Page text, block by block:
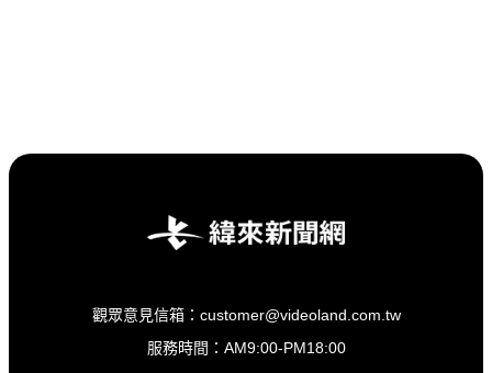
觀眾意見信箱：customer@videoland.com.tw
服務時間：AM9:00-PM18:00